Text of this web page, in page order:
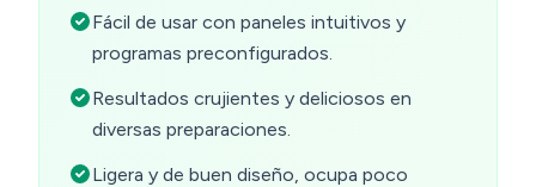
Fácil de usar con paneles intuitivos y
programas preconfigurados.
Resultados crujientes y deliciosos en
diversas preparaciones.
Ligera y de buen diseño, ocupa poco